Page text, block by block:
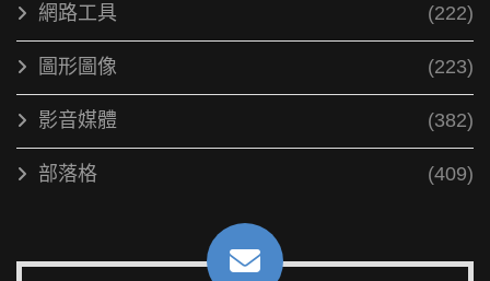
網路工具 (222)
圖形圖像 (223)
影音媒體 (382)
部落格 (409)